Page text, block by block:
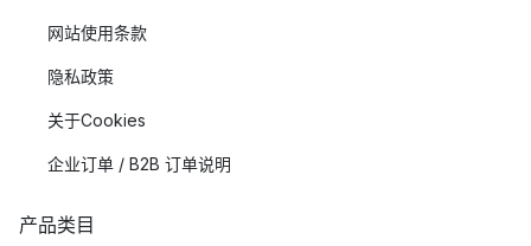
网站使用条款
隐私政策
关于Cookies
企业订单 / B2B 订单说明
产品类目